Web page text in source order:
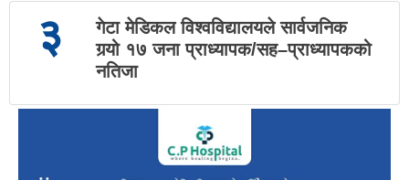
३
गेटा मेडिकल विश्वविद्यालयले सार्वजनिक
गर्‍यो १७ जना प्राध्यापक/सह–प्राध्यापकको
नतिजा